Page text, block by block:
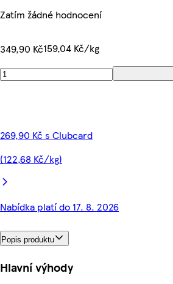
Zatím žádné hodnocení
349,90 Kč159,04 Kč/kg
269,90 Kč s Clubcard
(122,68 Kč/kg)
Nabídka platí do 17. 8. 2026
Popis produktu
Hlavní výhody